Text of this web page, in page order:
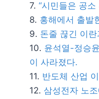
“시민들은 공소
홍해에서 출발
돈줄 끊긴 이
윤석열-정승
이 사라졌다.
반도체 산업
삼성전자 노